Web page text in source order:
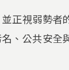
正視弱勢者
、公共安全